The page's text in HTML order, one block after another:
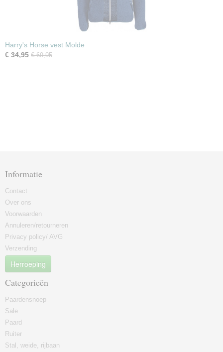
Harry's Horse vest Molde
€ 34,95 € 69,95
Informatie
Contact
Over ons
Voorwaarden
Annuleren/retourneren
Privacy policy/ AVG
Verzending
Herroeping
Categorieën
Paardensnoep
Sale
Paard
Ruiter
Stal, weide, rijbaan